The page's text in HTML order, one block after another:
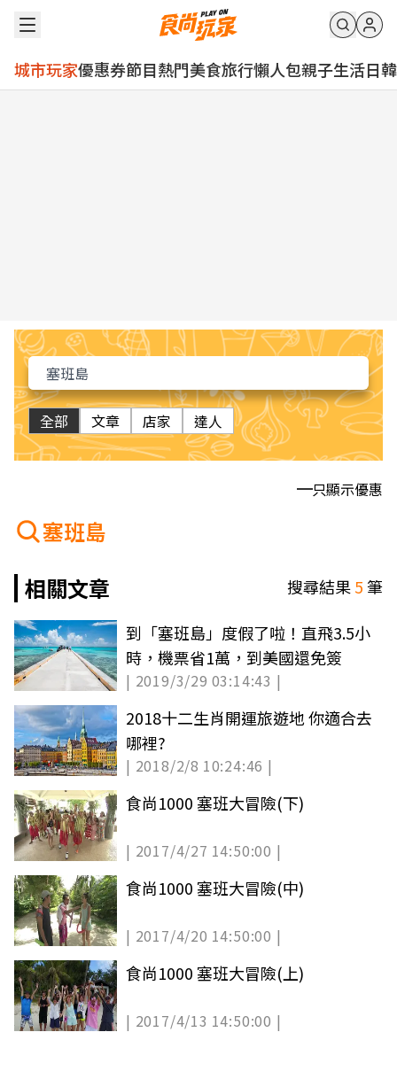
城市玩家優惠券節目熱門美食旅行懶人包親子生活日韓
全部 文章 店家 達人
只顯示優惠
塞班島
相關文章
搜尋結果5筆
到「塞班島」度假了啦！直飛3.5小
時，機票省1萬，到美國還免簽
| 2019/3/29 03:14:43 |
2018十二生肖開運旅遊地 你適合去
哪裡?
| 2018/2/8 10:24:46 |
食尚1000 塞班大冒險(下)
| 2017/4/27 14:50:00 |
食尚1000 塞班大冒險(中)
| 2017/4/20 14:50:00 |
食尚1000 塞班大冒險(上)
| 2017/4/13 14:50:00 |